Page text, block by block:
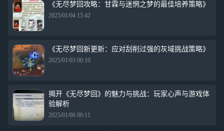
《无尽梦回攻略：甘霖与迷惘之梦的最佳培养策略》
2025/01/04 15:42
《无尽梦回新更新：应对刮削过强的灰域挑战策略》
2025/01/03 00:10
揭开《无尽梦回》的魅力与挑战：玩家心声与游戏体
验解析
2025/01/06 00:11